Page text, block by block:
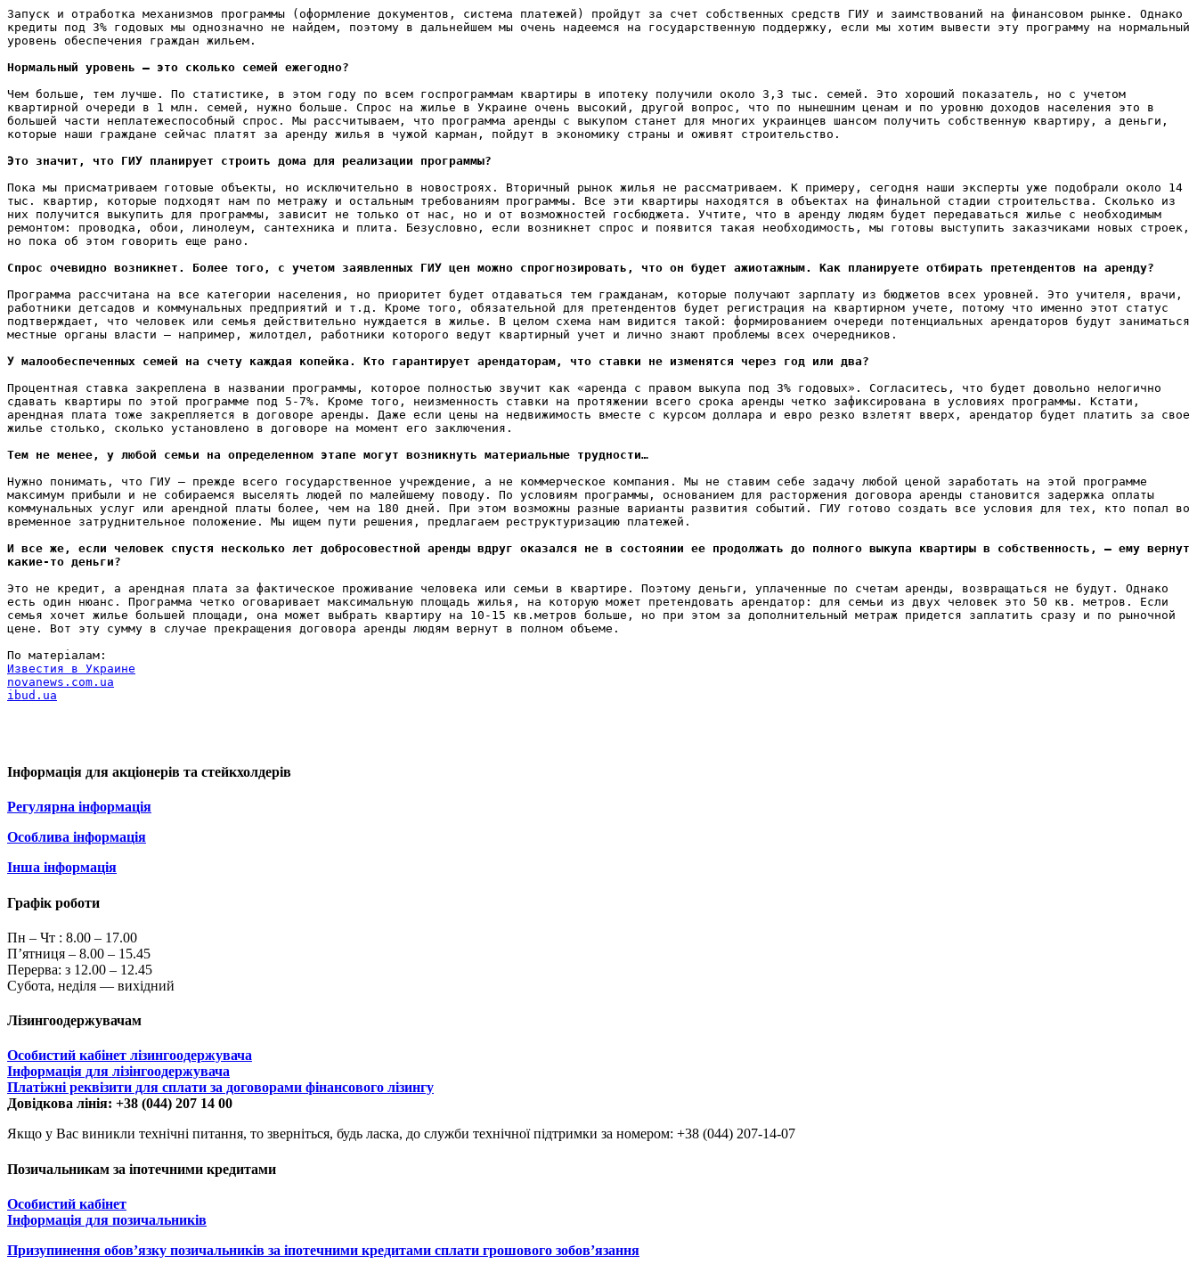
Запуск и отработка механизмов программы (оформление документов, система платежей) пройдут за счет собственных средств ГИУ и заимствований на финансовом рынке. Однако
кредиты под 3% годовых мы однозначно не найдем, поэтому в дальнейшем мы очень надеемся на государственную поддержку, если мы хотим вывести эту программу на нормальный
уровень обеспечения граждан жильем.
Нормальный уровень – это сколько семей ежегодно?
Чем больше, тем лучше. По статистике, в этом году по всем госпрограммам квартиры в ипотеку получили около 3,3 тыс. семей. Это хороший показатель, но с учетом
квартирной очереди в 1 млн. семей, нужно больше. Спрос на жилье в Украине очень высокий, другой вопрос, что по нынешним ценам и по уровню доходов населения это в
большей части неплатежеспособный спрос. Мы рассчитываем, что программа аренды с выкупом станет для многих украинцев шансом получить собственную квартиру, а деньги,
которые наши граждане сейчас платят за аренду жилья в чужой карман, пойдут в экономику страны и оживят строительство.
Это значит, что ГИУ планирует строить дома для реализации программы?
Пока мы присматриваем готовые объекты, но исключительно в новостроях. Вторичный рынок жилья не рассматриваем. К примеру, сегодня наши эксперты уже подобрали около 14
тыс. квартир, которые подходят нам по метражу и остальным требованиям программы. Все эти квартиры находятся в объектах на финальной стадии строительства. Сколько из
них получится выкупить для программы, зависит не только от нас, но и от возможностей госбюджета. Учтите, что в аренду людям будет передаваться жилье с необходимым
ремонтом: проводка, обои, линолеум, сантехника и плита. Безусловно, если возникнет спрос и появится такая необходимость, мы готовы выступить заказчиками новых строек,
но пока об этом говорить еще рано.
Cпрос очевидно возникнет. Более того, с учетом заявленных ГИУ цен можно спрогнозировать, что он будет ажиотажным. Как планируете отбирать претендентов на аренду?
Программа рассчитана на все категории населения, но приоритет будет отдаваться тем гражданам, которые получают зарплату из бюджетов всех уровней. Это учителя, врачи,
работники детсадов и коммунальных предприятий и т.д. Кроме того, обязательной для претендентов будет регистрация на квартирном учете, потому что именно этот статус
подтверждает, что человек или семья действительно нуждается в жилье. В целом схема нам видится такой: формированием очереди потенциальных арендаторов будут заниматься
местные органы власти – например, жилотдел, работники которого ведут квартирный учет и лично знают проблемы всех очередников.
У малообеспеченных семей на счету каждая копейка. Кто гарантирует арендаторам, что ставки не изменятся через год или два?
Процентная ставка закреплена в названии программы, которое полностью звучит как «аренда с правом выкупа под 3% годовых». Согласитесь, что будет довольно нелогично
сдавать квартиры по этой программе под 5-7%. Кроме того, неизменность ставки на протяжении всего срока аренды четко зафиксирована в условиях программы. Кстати,
арендная плата тоже закрепляется в договоре аренды. Даже если цены на недвижимость вместе с курсом доллара и евро резко взлетят вверх, арендатор будет платить за свое
жилье столько, сколько установлено в договоре на момент его заключения.
Тем не менее, у любой семьи на определенном этапе могут возникнуть материальные трудности…
Нужно понимать, что ГИУ – прежде всего государственное учреждение, а не коммерческое компания. Мы не ставим себе задачу любой ценой заработать на этой программе
максимум прибыли и не собираемся выселять людей по малейшему поводу. По условиям программы, основанием для расторжения договора аренды становится задержка оплаты
коммунальных услуг или арендной платы более, чем на 180 дней. При этом возможны разные варианты развития событий. ГИУ готово создать все условия для тех, кто попал во
временное затруднительное положение. Мы ищем пути решения, предлагаем реструктуризацию платежей.
И все же, если человек спустя несколько лет добросовестной аренды вдруг оказался не в состоянии ее продолжать до полного выкупа квартиры в собственность, – ему вернут
какие-то деньги?
Это не кредит, а арендная плата за фактическое проживание человека или семьи в квартире. Поэтому деньги, уплаченные по счетам аренды, возвращаться не будут. Однако
есть один нюанс. Программа четко оговаривает максимальную площадь жилья, на которую может претендовать арендатор: для семьи из двух человек это 50 кв. метров. Если
семья хочет жилье большей площади, она может выбрать квартиру на 10-15 кв.метров больше, но при этом за дополнительный метраж придется заплатить сразу и по рыночной
цене. Вот эту сумму в случае прекращения договора аренды людям вернут в полном объеме.
Известия в Украине
novanews.com.ua
ibud.ua
Інформація для акціонерів та стейкхолдерів
Регулярна інформація
Особлива інформація
Інша інформація
Графік роботи
Пн – Чт : 8.00 – 17.00
П’ятниця – 8.00 – 15.45
Перерва: з 12.00 – 12.45
Субота, неділя — вихідний
Лізингоодержувачам
Особистий кабінет лізингоодержувача
Інформація для лізінгоодержувача
Платіжні реквізити для сплати за договорами фінансового лізингу
Довідкова лінія: +38 (044) 207 14 00
Якщо у Вас виникли технічні питання, то зверніться, будь ласка, до служби технічної підтримки за номером: +38 (044) 207-14-07
Позичальникам за іпотечними кредитами
Особистий кабінет
Інформація для позичальників
Призупинення обов’язку позичальників за іпотечними кредитами сплати грошового зобов’язання